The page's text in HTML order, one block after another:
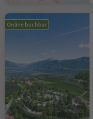
Online buchbar